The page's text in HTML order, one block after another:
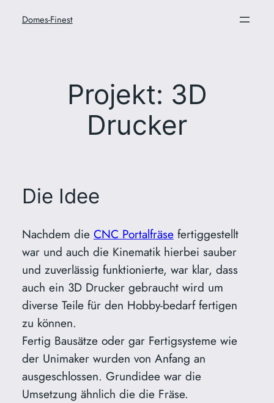
InhaltDomes-Finest
Projekt: 3D
Drucker
Die Idee
Nachdem die CNC Portalfräsefertiggestellt
war und auch die Kinematik hierbei sauber
und zuverlässig funktionierte, war klar, dass
auch ein 3D Drucker gebraucht wird um
diverse Teile für den Hobby-bedarf fertigen
zu können.
Fertig Bausätze oder gar Fertigsysteme wie
der Unimaker wurden von Anfang an
ausgeschlossen. Grundidee war die
Umsetzung ähnlich die die Fräse.